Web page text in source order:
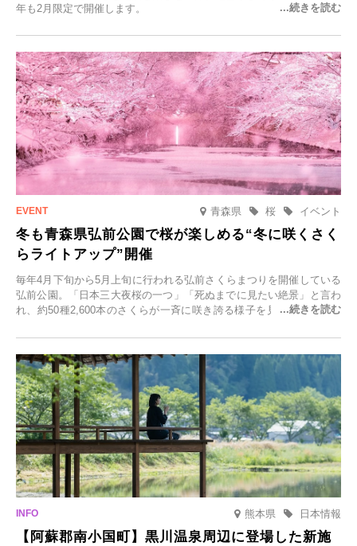
年も2月限定で開催します。
青森県 イベント
桜
冬も青森県弘前公園で桜が楽しめる“冬に咲くさく
らライトアップ”開催
毎年4月下旬から5月上旬に行われる弘前さくらまつりを開催している
弘前公園。「日本三大夜桜の一つ」「死ぬまでに見たい絶景」と言わ
れ、約50種2,600本のさくらが一斉に咲き誇る様子を見に、世界中か
日(月)～2026年2月28日(土)の期間、「冬に咲くさくらライトアップ」
を開催します。
熊本県 日本情報
【阿蘇郡南小国町】黒川温泉周辺に登場した新施